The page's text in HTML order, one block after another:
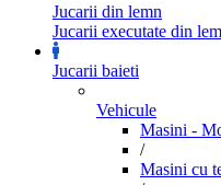
Jucarii din lemn
Jucarii executate din
Jucarii baieti
Vehicule
Masini -
/
Masini cu